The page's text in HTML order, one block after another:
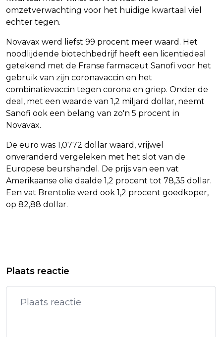
omzetverwachting voor het huidige kwartaal viel
echter tegen.
Novavax werd liefst 99 procent meer waard. Het
noodlijdende biotechbedrijf heeft een licentiedeal
getekend met de Franse farmaceut Sanofi voor het
gebruik van zijn coronavaccin en het
combinatievaccin tegen corona en griep. Onder de
deal, met een waarde van 1,2 miljard dollar, neemt
Sanofi ook een belang van zo'n 5 procent in
Novavax.
De euro was 1,0772 dollar waard, vrijwel
onveranderd vergeleken met het slot van de
Europese beurshandel. De prijs van een vat
Amerikaanse olie daalde 1,2 procent tot 78,35 dollar.
Een vat Brentolie werd ook 1,2 procent goedkoper,
op 82,88 dollar.
PROMOTIE FC GRONINGEN
NIET ZEKER DAT NAAM FORMATEUR
IN EINDVERSLAG INFORMATEURS
KOMT
Plaats reactie